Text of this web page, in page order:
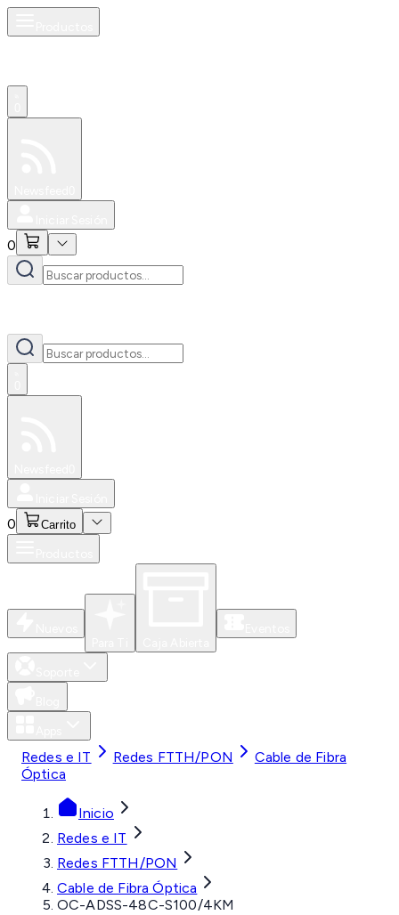
0
0 Carrito
Redes e IT Redes FTTH/PON
Cable de Fibra
Óptica
Inicio
Redes e IT
Redes FTTH/PON
Cable de Fibra Óptica
OC-ADSS-48C-S100/4KM